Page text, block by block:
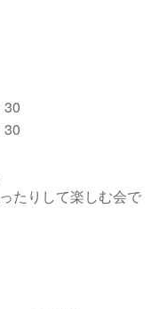
30
30
たりして楽しむ会で